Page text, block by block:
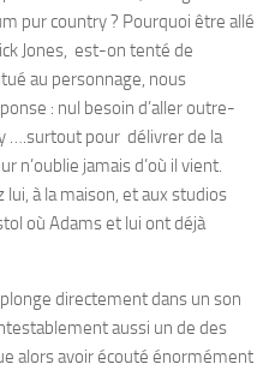
pur country ? Pourquoi être allé
Jones, est-on tenté de
au personnage, nous
: nul besoin d’aller outre-
….surtout pour délivrer de la
n’oublie jamais d’où il vient.
lui, à la maison, et aux studios
où Adams et lui ont déjà
directement dans un son
aussi un de des
alors avoir écouté énormément